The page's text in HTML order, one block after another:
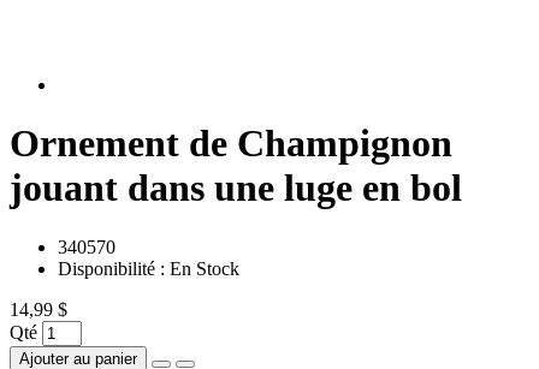
Ornement de Champignon
jouant dans une luge en bol
340570
Disponibilité : En Stock
14,99 $
Qté
Ajouter au panier